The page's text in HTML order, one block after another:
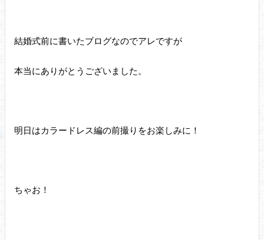
結婚式前に書いたブログなのでアレですが
本当にありがとうございました。
明日はカラードレス編の前撮りをお楽しみに！
ちゃお！